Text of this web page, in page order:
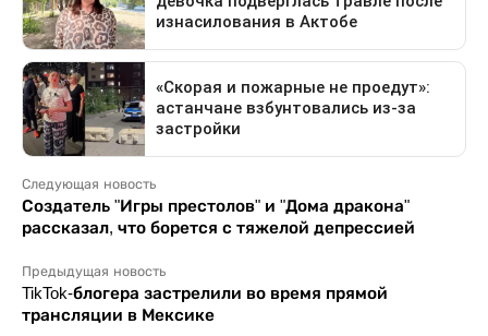
Следующая новость
Создатель "Игры престолов" и "Дома дракона"
рассказал, что борется с тяжелой депрессией
Предыдущая новость
TikTok-блогера застрелили во время прямой
трансляции в Мексике